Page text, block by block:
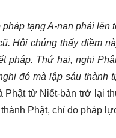
tạng A-nan phải
Hội chúng thấy điềm
pháp. Thứ hai, nghi
đó mà lập sáu thành
Phật từ Niết-bàn trở lại
Phật, chỉ do pháp